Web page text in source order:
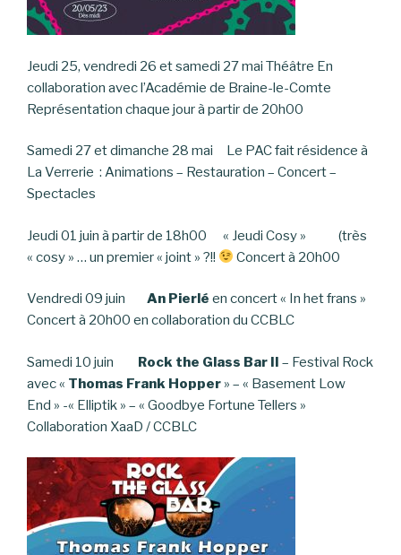
Jeudi 25, vendredi 26 et samedi 27 mai Théâtre En
collaboration avec l’Académie de Braine-le-Comte
Représentation chaque jour à partir de 20h00
Samedi 27 et dimanche 28 mai Le PAC fait résidence à
La Verrerie : Animations – Restauration – Concert –
Spectacles
Jeudi 01 juin à partir de 18h00 « Jeudi Cosy » (très
« cosy » … un premier « joint » ?!!
Concert à 20h00
Vendredi 09 juin An Pierlé en concert « In het frans »
Concert à 20h00 en collaboration du CCBLC
Samedi 10 juin Rock the Glass Bar II – Festival Rock
avec « Thomas Frank Hopper » – « Basement Low
End » -« Elliptik » – « Goodbye Fortune Tellers »
Collaboration XaaD / CCBLC